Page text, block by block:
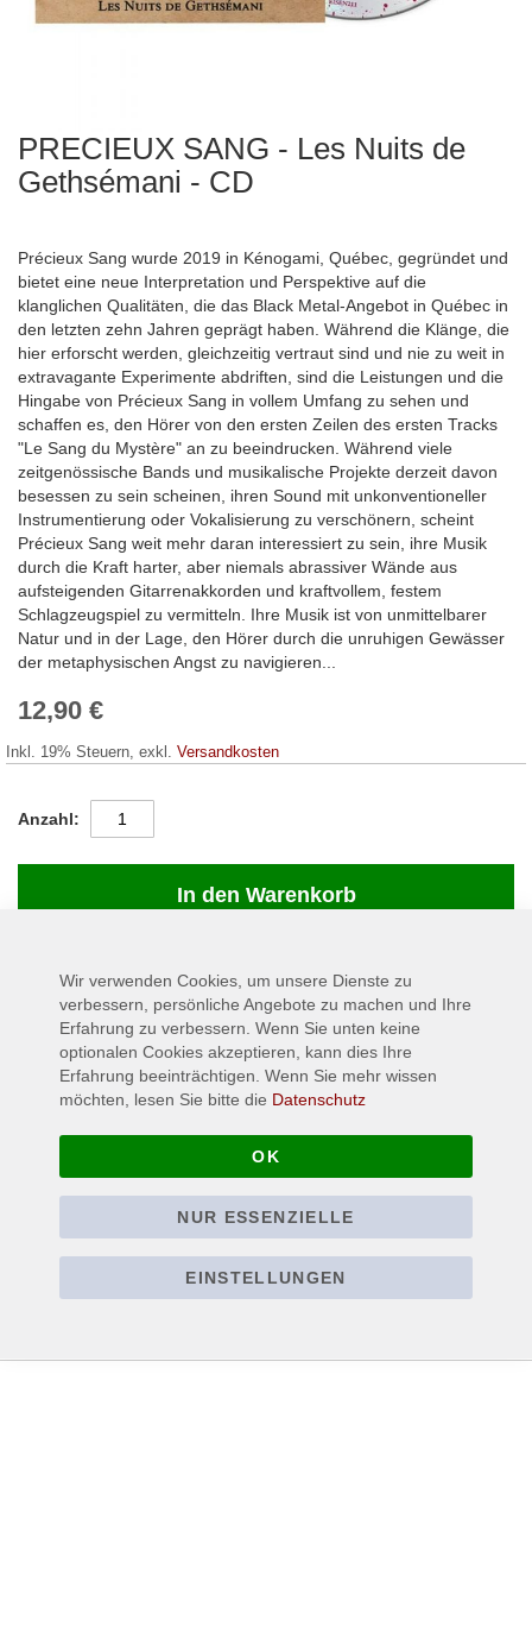
PRECIEUX SANG - Les Nuits de
Gethsémani - CD
Précieux Sang wurde 2019 in Kénogami, Québec, gegründet und
bietet eine neue Interpretation und Perspektive auf die
klanglichen Qualitäten, die das Black Metal-Angebot in Québec in
den letzten zehn Jahren geprägt haben. Während die Klänge, die
hier erforscht werden, gleichzeitig vertraut sind und nie zu weit in
extravagante Experimente abdriften, sind die Leistungen und die
Hingabe von Précieux Sang in vollem Umfang zu sehen und
schaffen es, den Hörer von den ersten Zeilen des ersten Tracks
"Le Sang du Mystère" an zu beeindrucken. Während viele
zeitgenössische Bands und musikalische Projekte derzeit davon
besessen zu sein scheinen, ihren Sound mit unkonventioneller
Instrumentierung oder Vokalisierung zu verschönern, scheint
Précieux Sang weit mehr daran interessiert zu sein, ihre Musik
durch die Kraft harter, aber niemals abrassiver Wände aus
aufsteigenden Gitarrenakkorden und kraftvollem, festem
Schlagzeugspiel zu vermitteln. Ihre Musik ist von unmittelbarer
Natur und in der Lage, den Hörer durch die unruhigen Gewässer
der metaphysischen Angst zu navigieren...
12,90 €
Inkl. 19% Steuern, exkl. Versandkosten
Anzahl
In den Warenkorb
AUF LAGER
360370
Lieferzeit
3-5 days
Zum
Anfang
der
01. Le Sang du Mystère
02. Délectation Morose
03. De la Paille et du Grain
Wir verwenden Cookies, um unsere Dienste zu
verbessern, persönliche Angebote zu machen und Ihre
Erfahrung zu verbessern. Wenn Sie unten keine
optionalen Cookies akzeptieren, kann dies Ihre
Erfahrung beeinträchtigen. Wenn Sie mehr wissen
möchten, lesen Sie bitte die Datenschutz
OK
NUR ESSENZIELLE
EINSTELLUNGEN